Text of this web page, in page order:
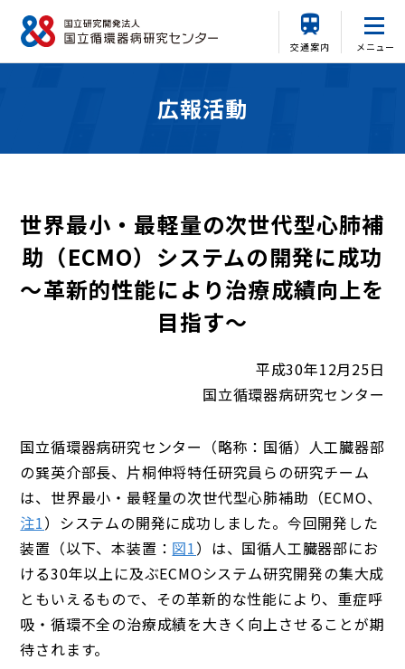
交通案内 メニュー
広報活動
世界最小・最軽量の次世代型心肺補
助（ECMO）システムの開発に成功
～革新的性能により治療成績向上を
目指す～
平成30年12月25日
国立循環器病研究センター
国立循環器病研究センター（略称：国循）人工臓器部
の巽英介部長、片桐伸将特任研究員らの研究チーム
は、世界最小・最軽量の次世代型心肺補助（ECMO、
注1）システムの開発に成功しました。今回開発した
装置（以下、本装置： 図1）は、国循人工臓器部にお
ける30年以上に及ぶECMOシステム研究開発の集大成
ともいえるもので、その革新的な性能により、重症呼
吸・循環不全の治療成績を大きく向上させることが期
待されます。